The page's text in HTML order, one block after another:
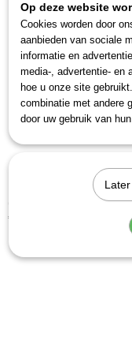
Gedore 2 12X13
€ 10,77
Op deze website
Cookies worden door
aanbieden van sociale
informatie en
media-, advertentie- en
hoe u onze site
combinatie met andere
door uw gebruik van